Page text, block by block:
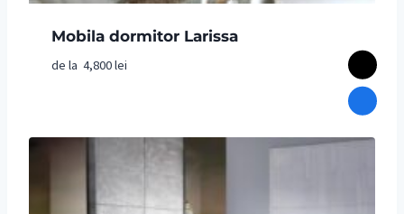
Mobila dormitor Larissa
de la 4,800lei